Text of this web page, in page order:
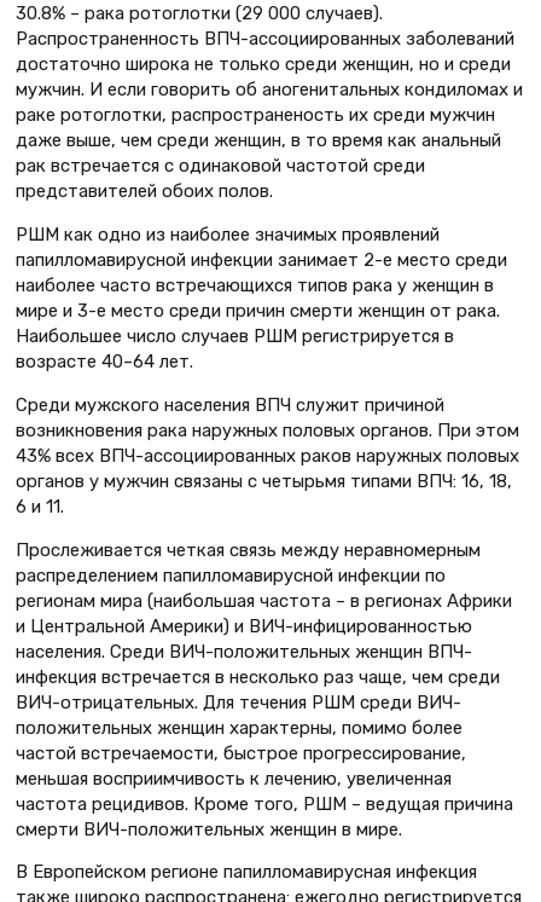
30.8% – рака ротоглотки (29 000 случаев).
Распространенность ВПЧ-ассоциированных заболеваний
достаточно широка не только среди женщин, но и среди
мужчин. И если говорить об аногенитальных кондиломах и
раке ротоглотки, распространеность их среди мужчин
даже выше, чем среди женщин, в то время как анальный
рак встречается с одинаковой частотой среди
представителей обоих полов.
РШМ как одно из наиболее значимых проявлений
папилломавирусной инфекции занимает 2-е место среди
наиболее часто встречающихся типов рака у женщин в
мире и 3-е место среди причин смерти женщин от рака.
Наибольшее число случаев РШМ регистрируется в
возрасте 40–64 лет.
Среди мужского населения ВПЧ служит причиной
возникновения рака наружных половых органов. При этом
43% всех ВПЧ-ассоциированных раков наружных половых
органов у мужчин связаны с четырьмя типами ВПЧ: 16, 18,
6 и 11.
Прослеживается четкая связь между неравномерным
распределением папилломавирусной инфекции по
регионам мира (наибольшая частота – в регионах Африки
и Центральной Америки) и ВИЧ-инфицированностью
населения. Среди ВИЧ-положительных женщин ВПЧ-
инфекция встречается в несколько раз чаще, чем среди
ВИЧ-отрицательных. Для течения РШМ среди ВИЧ-
положительных женщин характерны, помимо более
частой встречаемости, быстрое прогрессирование,
меньшая восприимчивость к лечению, увеличенная
частота рецидивов. Кроме того, РШМ – ведущая причина
смерти ВИЧ-положительных женщин в мире.
В Европейском регионе папилломавирусная инфекция
также широко распространена: ежегодно регистрируется